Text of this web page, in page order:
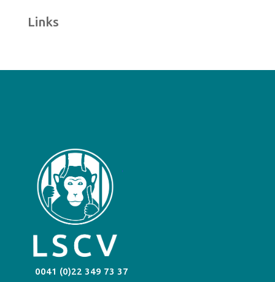
Links
0041 (0)22 349 73 37